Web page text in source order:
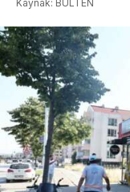
Kaynak: BULTEN